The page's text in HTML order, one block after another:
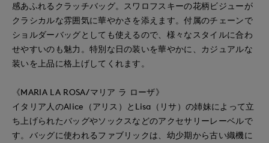
感あふれるクラッチバッグ。スワロフスキーの花柄ビジューが
クラシカルな雰囲気に華やかさを添えます。付属のチェーンで
ショルダーバッグとしても使えるので、様々なスタイルに合わ
せやすいのも魅力。特別な日の装いを華やかに、カジュアルな
装いを上品に格上げしてくれます。
《MARIA LA ROSA/マリア ラ ローザ》
イタリア人のAlice（アリス）とLisa（リサ）の姉妹によって立
ち上げられたバッグやソックスなどのアクセサリーレーベルで
す。バッグに使われるファブリックは、幼少期から古い織機に